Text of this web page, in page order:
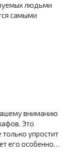
людьми
самыми
вниманию
Это
только упростит
его особенно…